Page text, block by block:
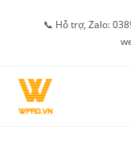
📞 Hỗ trợ, Zalo: